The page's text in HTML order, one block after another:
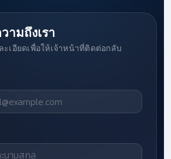
ามถึงเรา
ะเอียดเพื่อให้เจ้าหน้าที่ติดต่อกลับ